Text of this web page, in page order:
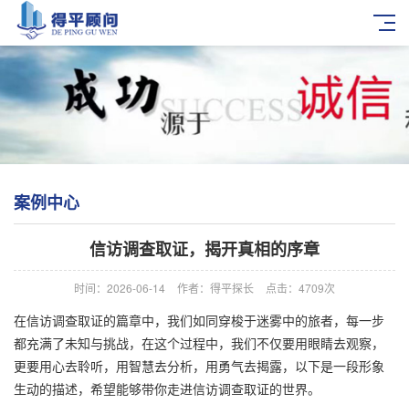
案例中心
信访调查取证，揭开真相的序章
时间：2026-06-14 作者：得平探长 点击：4709次
在信访调查取证的篇章中，我们如同穿梭于迷雾中的旅者，每一步
都充满了未知与挑战，在这个过程中，我们不仅要用眼睛去观察，
更要用心去聆听，用智慧去分析，用勇气去揭露，以下是一段形象
生动的描述，希望能够带你走进信访调查取证的世界。